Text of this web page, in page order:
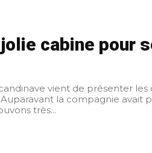
cabine pour
vient de présenter
très...